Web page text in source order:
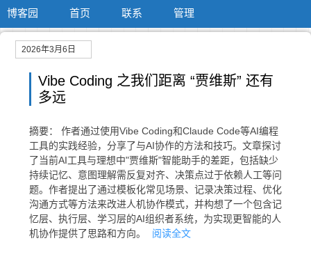
博客园 首页 联系 管理
2026年3月6日
Vibe Coding 之我们距离 “贾维斯” 还有
多远
摘要： 作者通过使用Vibe Coding和Claude Code等AI编程
工具的实践经验，分享了与AI协作的方法和技巧。文章探讨
了当前AI工具与理想中"贾维斯"智能助手的差距，包括缺少
持续记忆、意图理解需反复对齐、决策点过于依赖人工等问
题。作者提出了通过模板化常见场景、记录决策过程、优化
沟通方式等方法来改进人机协作模式，并构想了一个包含记
忆层、执行层、学习层的AI组织者系统，为实现更智能的人
机协作提供了思路和方向。
阅读全文